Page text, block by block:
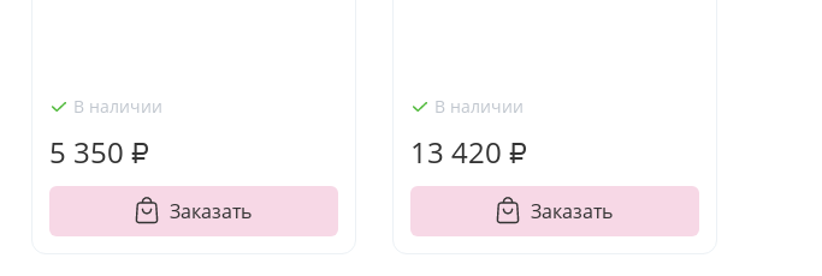
В наличии
5 350 ₽
Заказать
В наличии
13 420 ₽
Заказать